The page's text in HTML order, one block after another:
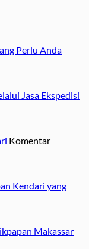
Perlu Anda
Jasa Ekspedisi
Komentar
Kendari yang
Makassar